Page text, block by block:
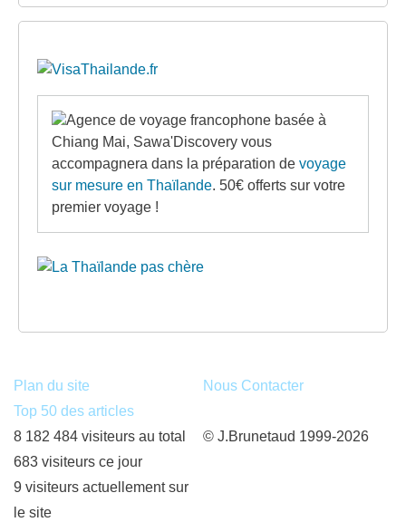
Agence de voyage francophone basée à
Chiang Mai, Sawa'Discovery vous
accompagnera dans la préparation de voyage
sur mesure en Thaïlande. 50€ offerts sur votre
premier voyage !
Plan du site
Top 50 des articles
8 182 484 visiteurs au total
683 visiteurs ce jour
9 visiteurs actuellement sur
le site
Nous Contacter
© J.Brunetaud 1999-2026